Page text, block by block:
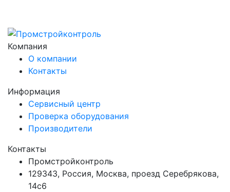
Компания
О компании
Контакты
Информация
Сервисный центр
Проверка оборудования
Производители
Контакты
Промстройконтроль
129343, Россия, Москва, проезд Серебрякова,
14с6